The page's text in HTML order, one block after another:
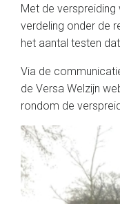
Met de
verdeling onder de
het aantal testen
Via de
de Versa Welzijn
rondom de